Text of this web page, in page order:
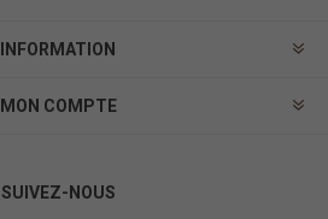
INFORMATION
MON COMPTE
SUIVEZ-NOUS